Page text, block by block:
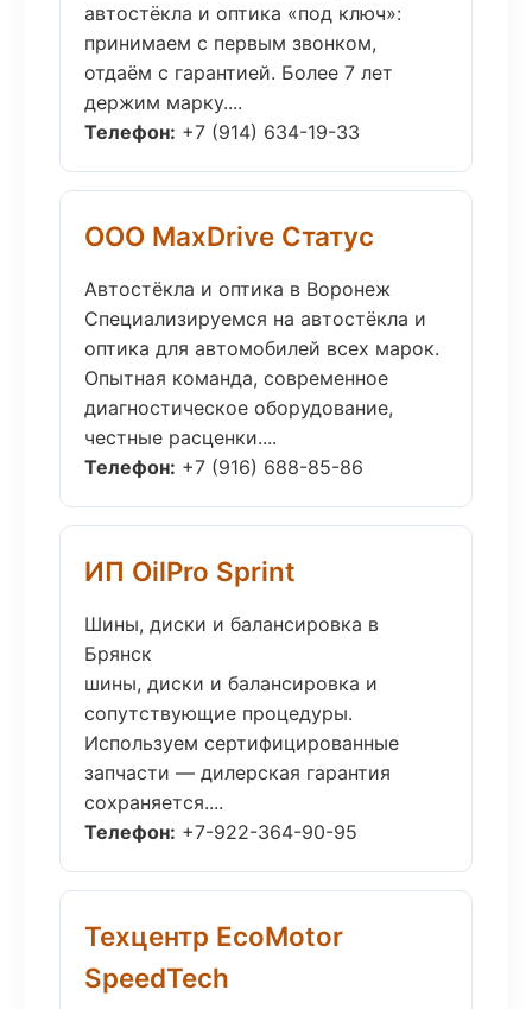
автостёкла и оптика «под ключ»:
принимаем с первым звонком,
отдаём с гарантией. Более 7 лет
держим марку....
Телефон: +7 (914) 634-19-33
ООО MaxDrive Статус
Автостёкла и оптика в Воронеж
Специализируемся на автостёкла и
оптика для автомобилей всех марок.
Опытная команда, современное
диагностическое оборудование,
честные расценки....
Телефон: +7 (916) 688-85-86
ИП OilPro Sprint
Шины, диски и балансировка в
Брянск
шины, диски и балансировка и
сопутствующие процедуры.
Используем сертифицированные
запчасти — дилерская гарантия
сохраняется....
Телефон: +7-922-364-90-95
Техцентр EcoMotor
SpeedTech